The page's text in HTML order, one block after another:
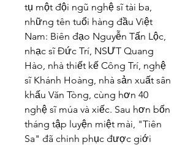
tụ một đội ngũ nghệ sĩ tài ba,
những tên tuổi hàng đầu Việt
Nam: Biên đạo Nguyễn Tấn Lộc,
nhạc sĩ Đức Trí, NSƯT Quang
Hào, nhà thiết kế Công Trí, nghệ
sĩ Khánh Hoàng, nhà sản xuất sân
khấu Văn Tòng, cùng hơn 40
nghệ sĩ múa và xiếc. Sau hơn bốn
tháng tập luyện miệt mài, "Tiên
Sa" đã chinh phục được giới